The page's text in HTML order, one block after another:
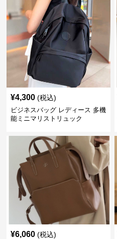
¥4,300 (税込)
ビジネスバッグ レディース 多機
能ミニマリストリュック
¥6,060 (税込)